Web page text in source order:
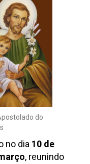
do
no dia 10 de
, reunindo